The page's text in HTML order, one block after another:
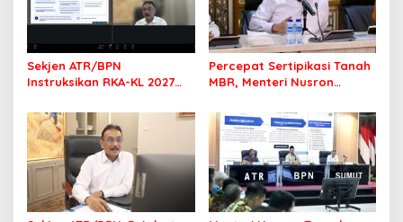
Sekjen ATR/BPN
Instruksikan RKA-KL 2027
Transformasi Layanan
Pertanahan
Percepat Sertipikasi Tanah
MBR, Menteri Nusron
Pemerintah Dirasakan Utuh